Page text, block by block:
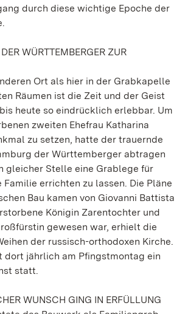
durch diese wichtige Epoche der
WÜRTTEMBERGER ZUR
Ort als hier in der Grabkapelle
Räumen ist die Zeit und der Geist
heute so eindrücklich erlebbar. Um
zweiten Ehefrau Katharina
zu setzen, hatte der trauernde
der Württemberger abtragen
gleicher Stelle eine Grablege für
Familie errichten zu lassen. Die Pläne
Bau kamen von Giovanni Battista
Königin Zarentochter und
gewesen war, erhielt die
der russisch-orthodoxen Kirche.
dort jährlich am Pfingstmontag ein
statt.
WUNSCH GING IN ERFÜLLUNG